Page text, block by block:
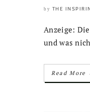
by THE
Anzeige:
und was
Read More